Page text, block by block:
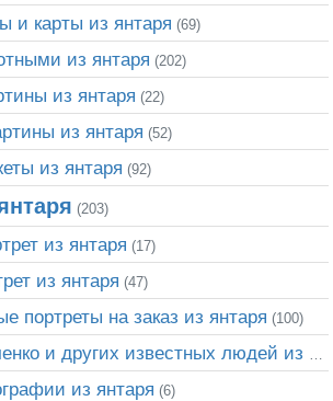
и карты из янтаря (69)
из янтаря (202)
из янтаря (22)
из янтаря (52)
из янтаря (92)
(203)
из янтаря (17)
из янтаря (47)
портреты на заказ из янтаря (100)
Портреты Шевченко и других известных людей из янтаря
из янтаря (6)